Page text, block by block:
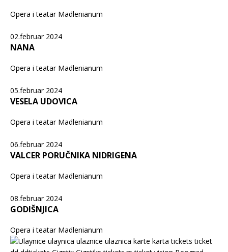
Opera i teatar Madlenianum
02.februar 2024
NANA
Opera i teatar Madlenianum
05.februar 2024
VESELA UDOVICA
Opera i teatar Madlenianum
06.februar 2024
VALCER PORUČNIKA NIDRIGENA
Opera i teatar Madlenianum
08.februar 2024
GODIŠNJICA
Opera i teatar Madlenianum